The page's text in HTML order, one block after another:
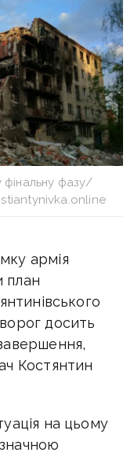
фінальну фазу/
армія
план
досить
Костянтин
на цьому